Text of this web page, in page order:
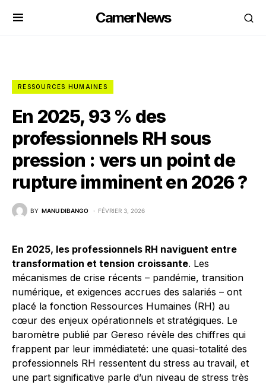
CamerNews
RESSOURCES HUMAINES
En 2025, 93 % des
professionnels RH sous
pression : vers un point de
rupture imminent en 2026 ?
BY MANU DIBANGO FÉVRIER 3, 2026
En 2025, les professionnels RH naviguent entre
transformation et tension croissante. Les
mécanismes de crise récents – pandémie, transition
numérique, et exigences accrues des salariés – ont
placé la fonction Ressources Humaines (RH) au
cœur des enjeux opérationnels et stratégiques. Le
baromètre publié par Gereso révèle des chiffres qui
frappent par leur immédiateté: une quasi-totalité des
professionnels RH ressentent du stress au travail, et
une part significative parle d’un niveau de stress très